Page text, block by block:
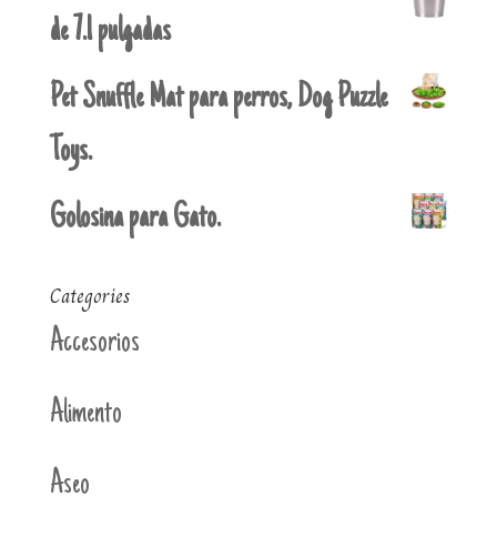
de 7.1 pulgadas
Pet Snuffle Mat para perros, Dog Puzzle
Toys.
Golosina para Gato.
Categories
Accesorios
Alimento
Aseo